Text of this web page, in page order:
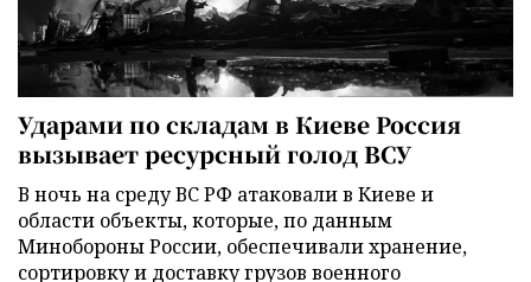
Ударами по складам в Киеве Россия
вызывает ресурсный голод ВСУ
В ночь на среду ВС РФ атаковали в Киеве и
области объекты, которые, по данным
Минобороны России, обеспечивали хранение,
сортировку и доставку грузов военного